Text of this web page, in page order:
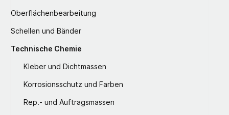
Oberflächenbearbeitung
Schellen und Bänder
Technische Chemie
Kleber und Dichtmassen
Korrosionsschutz und Farben
Rep.- und Auftragsmassen